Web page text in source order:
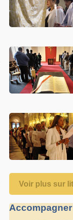
Voir plus sur